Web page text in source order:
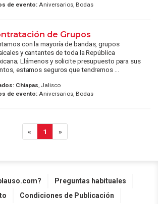
de evento:Aniversarios, Bodas
de Grupos
con la mayoría de bandas, grupos
y cantantes de toda la República
Llámenos y solicite presupuesto para sus
estamos seguros que tendremos ...
Chiapas, Jalisco
de evento:Aniversarios, Bodas
« 1 »
Preguntas habituales
Condiciones de Publicación